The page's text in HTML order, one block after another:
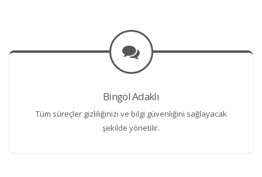
Bingöl Adaklı
Tüm süreçler gizliliğinizi ve bilgi güvenliğini sağlayacak
şekilde yönetilir.